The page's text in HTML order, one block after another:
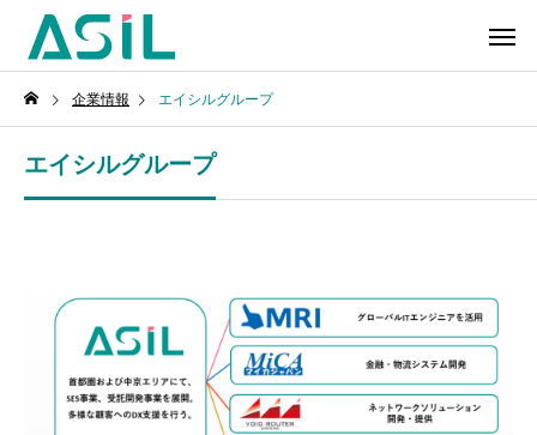
企業情報 エイシルグループ
エイシルグループ